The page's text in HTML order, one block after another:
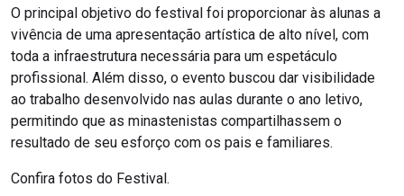
O principal objetivo do festival foi proporcionar às alunas a
vivência de uma apresentação artística de alto nível, com
toda a infraestrutura necessária para um espetáculo
profissional. Além disso, o evento buscou dar visibilidade
ao trabalho desenvolvido nas aulas durante o ano letivo,
permitindo que as minastenistas compartilhassem o
resultado de seu esforço com os pais e familiares.
Confira fotos do Festival.